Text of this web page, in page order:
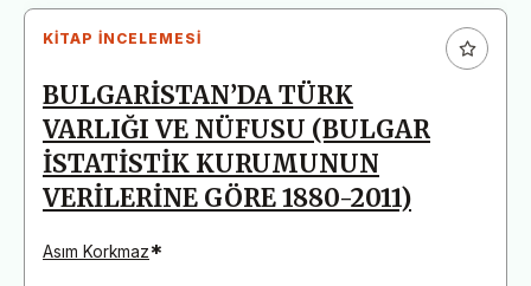
KITAP İNCELEMESI
BULGARİSTAN’DA TÜRK
VARLIĞI VE NÜFUSU (BULGAR
İSTATİSTİK KURUMUNUN
VERİLERİNE GÖRE 1880-2011)
Asım Korkmaz*